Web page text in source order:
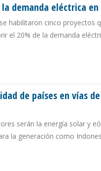
la demanda eléctrica
habilitaron cinco proyectos
el 20% de la demanda
de países en vías
serán la energía solar y
la generación como